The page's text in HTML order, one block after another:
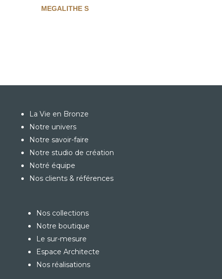
MEGALITHE S
La Vie en Bronze
Notre univers
Notre savoir-faire
Notre studio de création
Notré équipe
Nos clients & références
Nos collections
Notre boutique
Le sur-mesure
Espace Architecte
Nos réalisations